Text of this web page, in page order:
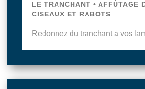
LE TRANCHANT • AFFÛTAGE
CISEAUX ET RABOTS
Redonnez du tranchant à vos